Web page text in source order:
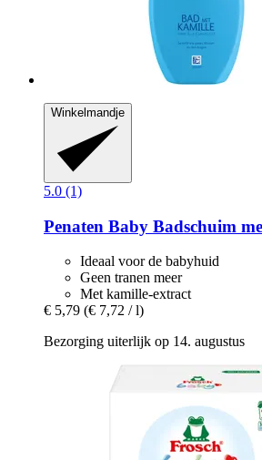
Winkelmandje
5.0 (1)
Penaten Baby Badschuim
Ideaal voor de babyhuid
Geen tranen meer
Met kamille-extract
€ 5,79 (€ 7,72 / l)
Bezorging uiterlijk op 14. augustus